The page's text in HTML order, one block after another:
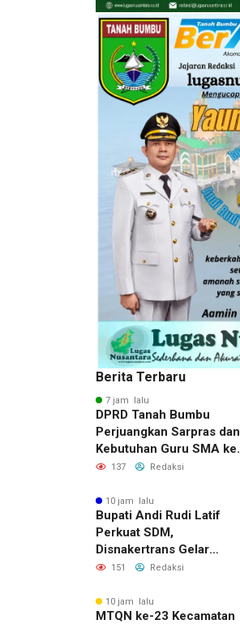
Berita Terbaru
7 jam lalu
DPRD Tanah Bumbu
Perjuangkan Sarpras dan
Kebutuhan Guru SMA ke
Pemprov Kalsel
137 Redaksi
10 jam lalu
Bupati Andi Rudi Latif
Perkuat SDM,
Disnakertrans Gelar
Pelatihan Desain Grafis
151 Redaksi
10 jam lalu
MTQN ke-23 Kecamatan